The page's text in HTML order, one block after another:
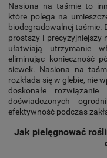
Nasiona na taśmie to
które polega na
biodegradowalnej taśmie.
prostszy i precyzyjniejszy
ułatwiają utrzymanie
eliminując konieczność
siewek. Nasiona na
rozkłada się w glebie, nie
doskonałe
doświadczonych
efektywność podczas
Jak pielęgnować